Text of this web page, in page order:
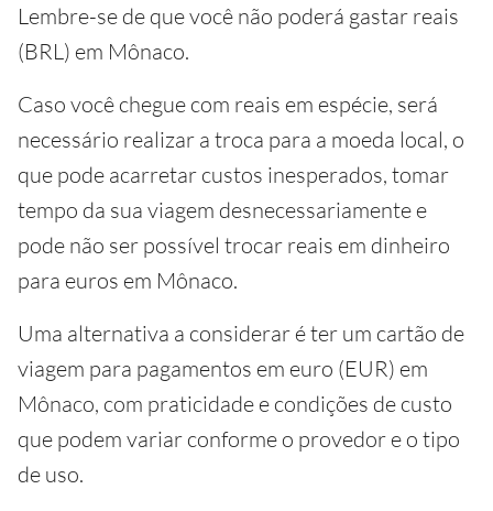
Lembre-se de que você não poderá gastar reais
(BRL) em Mônaco.
Caso você chegue com reais em espécie, será
necessário realizar a troca para a moeda local, o
que pode acarretar custos inesperados, tomar
tempo da sua viagem desnecessariamente e
pode não ser possível trocar reais em dinheiro
para euros em Mônaco.
Uma alternativa a considerar é ter um cartão de
viagem para pagamentos em euro (EUR) em
Mônaco, com praticidade e condições de custo
que podem variar conforme o provedor e o tipo
de uso.